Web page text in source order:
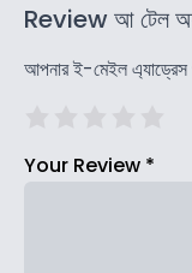
Review আ টেল
আপনার ই-মেইল এ্যাড্রেস
Your Review *